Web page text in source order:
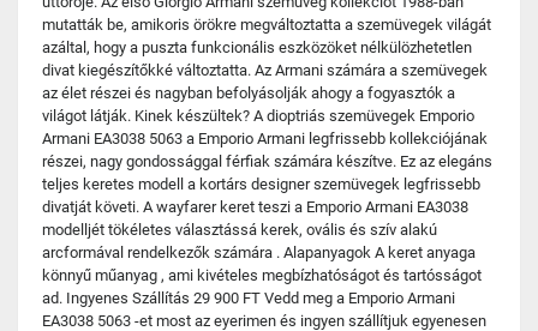
mutatták be, amikoris örökre megváltoztatta a szemüvegek világát
azáltal, hogy a puszta funkcionális eszközöket nélkülözhetetlen
divat kiegészítőkké változtatta. Az Armani számára a szemüvegek
az élet részei és nagyban befolyásolják ahogy a fogyasztók a
világot látják. Kinek készültek? A dioptriás szemüvegek Emporio
Armani EA3038 5063 a Emporio Armani legfrissebb kollekciójának
részei, nagy gondossággal férfiak számára készítve. Ez az elegáns
teljes keretes modell a kortárs designer szemüvegek legfrissebb
divatját követi. A wayfarer keret teszi a Emporio Armani EA3038
modelljét tökéletes választássá kerek, ovális és szív alakú
arcformával rendelkezők számára . Alapanyagok A keret anyaga
könnyű műanyag , ami kivételes megbízhatóságot és tartósságot
ad. Ingyenes Szállítás 29 900 FT Vedd meg a Emporio Armani
EA3038 5063 -et most az eyerimen és ingyen szállítjuk egyenesen